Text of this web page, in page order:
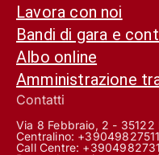
Lavora con noi
Bandi di gara e
Albo online
Amministrazione
Contatti
Via 8 Febbraio, 2 - 35122
Centralino:
Call Centre: